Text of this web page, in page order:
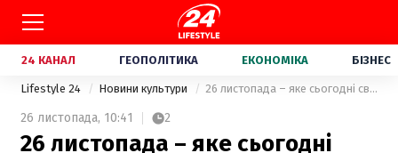
24 КАНАЛ ГЕОПОЛІТИКА ЕКОНОМІКА БІЗНЕС
Lifestyle 24 Новини культури 26 листопада – яке сьогодні свято та що не можна робити в цей день
26 листопада, 10:41 2
26 листопада – яке сьогодні